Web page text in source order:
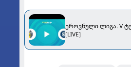
ეროვნული ლიგა. V
[LIVE]